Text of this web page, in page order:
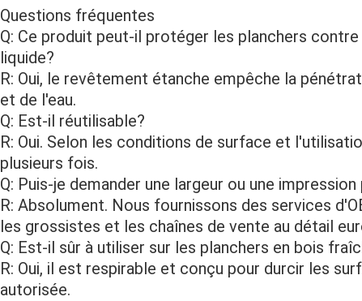
Questions fréquentes
Q: Ce produit peut-il protéger les planchers
liquide?
R: Oui, le revêtement étanche empêche la
et de l'eau.
Q: Est-il réutilisable?
R: Oui. Selon les conditions de surface et
plusieurs fois.
Q: Puis-je demander une largeur ou une
R: Absolument. Nous fournissons des services
les grossistes et les chaînes de vente au détail
Q: Est-il sûr à utiliser sur les planchers en bois
R: Oui, il est respirable et conçu pour durcir les
autorisée.